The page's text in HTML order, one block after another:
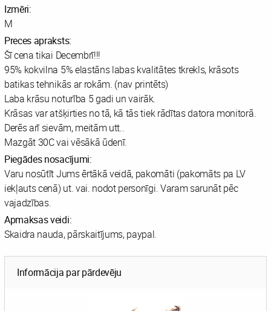
Izmēri:
M
Preces apraksts:
Šī cena tikai Decembrī!!!
95% kokvilna 5% elastāns labas kvalitātes tkrekls, krāsots
batikas tehnikās ar rokām. (nav printēts)
Laba krāsu noturība 5 gadi un vairāk.
Krāsas var atšķirties no tā, kā tās tiek rādītas datora monitorā.
Derēs arī sievām, meitām utt..
Mazgāt 30C vai vēsākā ūdenī.
Piegādes nosacījumi:
Varu nosūtīt Jums ērtākā veidā, pakomāti (pakomāts pa LV
iekļauts cenā) ut. vai. nodot personīgi. Varam sarunāt pēc
vajadzības.
Apmaksas veidi:
Skaidra nauda, pārskaitījums, paypal.
Informācija par pārdevēju